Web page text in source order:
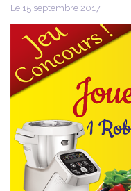
Le 15 septembre 2017